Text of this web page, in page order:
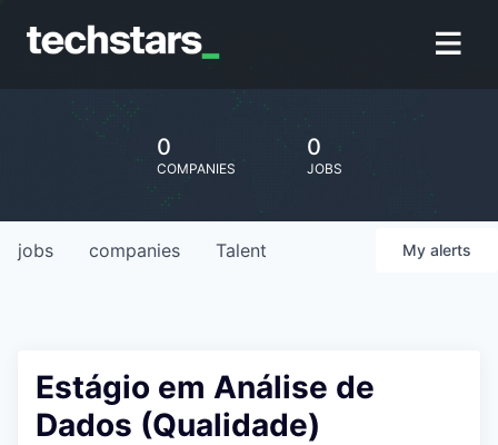
0
COMPANIES
0
JOBS
jobs companies Talent My alerts
Estágio em Análise de
Dados (Qualidade)